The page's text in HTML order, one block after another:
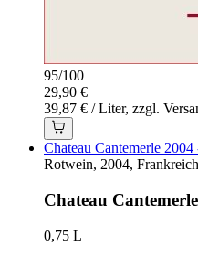
95/100
29,90 €
39,87 € / Liter, zzgl.
Chateau Cantemerle
Rotwein, 2004, Frankreich
Chateau
0,75 L